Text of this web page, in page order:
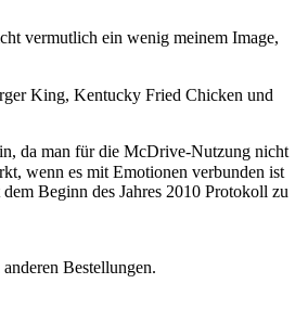
vermutlich ein wenig meinem Image,
King, Kentucky Fried Chicken und
da man für die McDrive-Nutzung nicht
wenn es mit Emotionen verbunden ist
Beginn des Jahres 2010 Protokoll zu
Bestellungen.